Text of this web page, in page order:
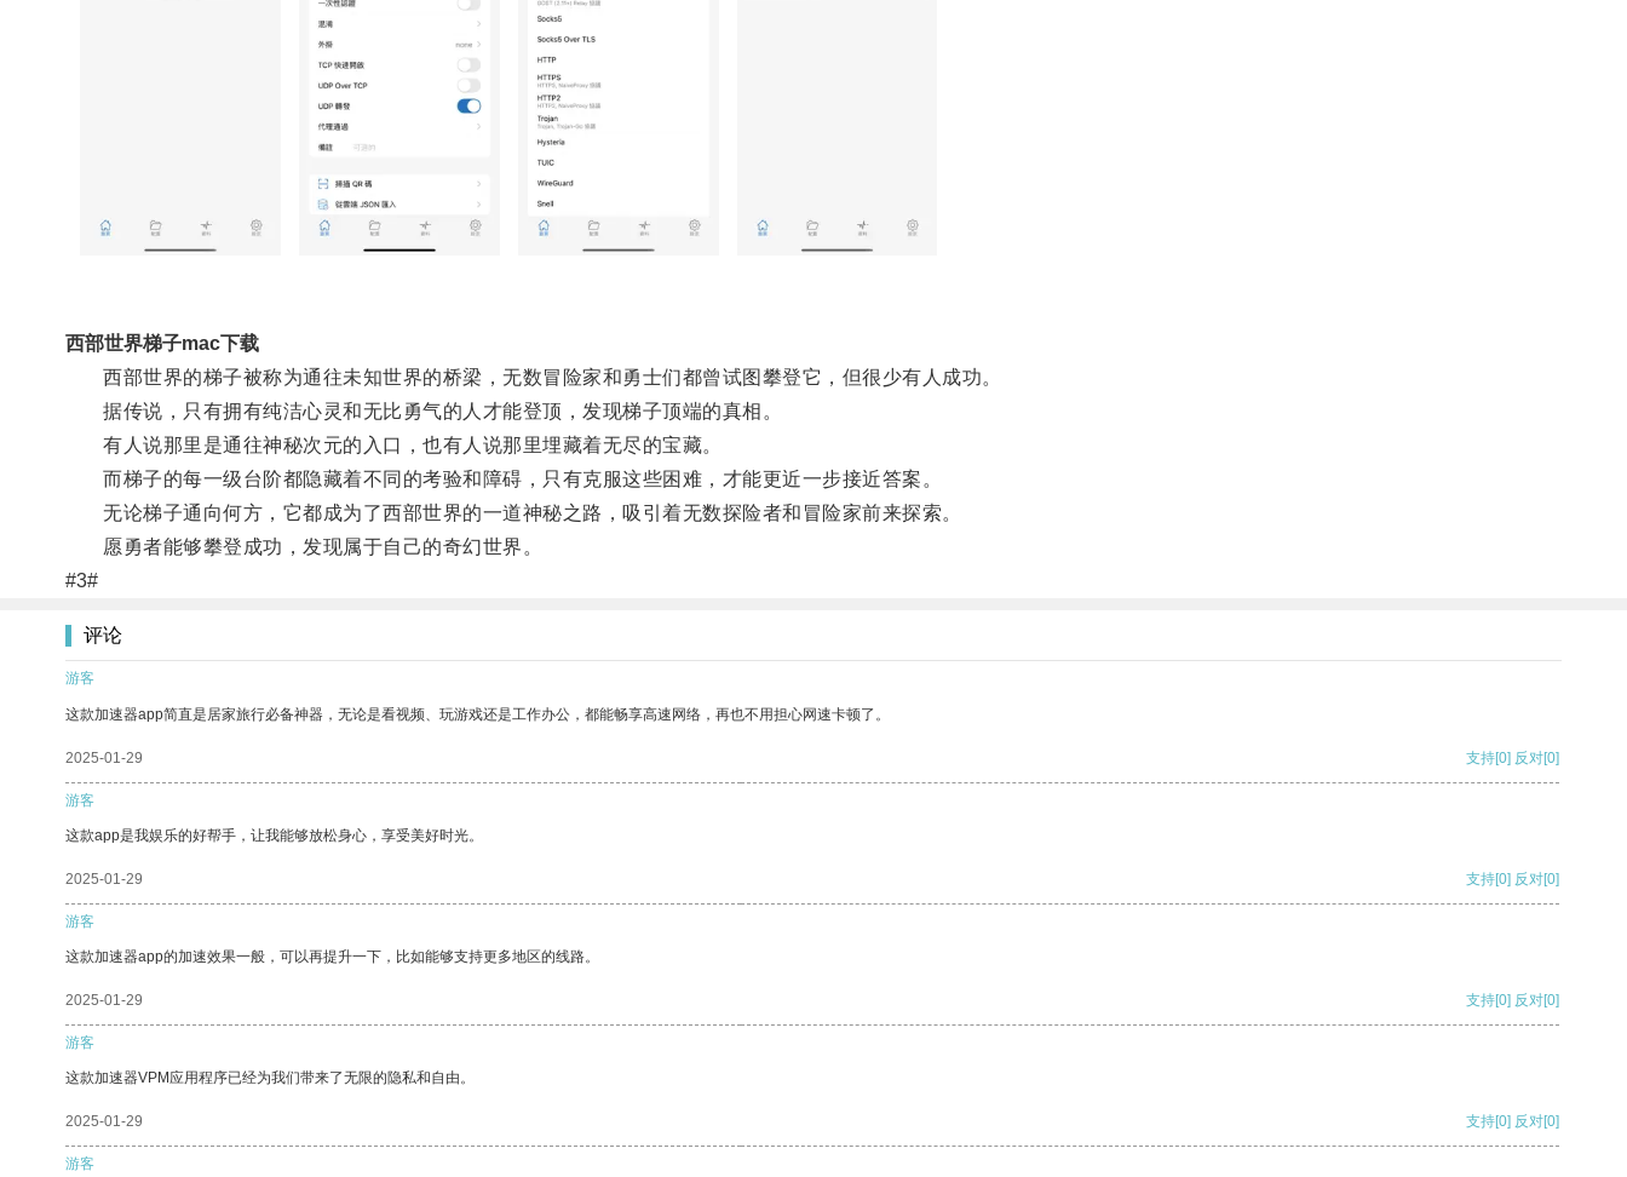
西部世界梯子mac下载
西部世界的梯子被称为通往未知世界的桥梁，无数冒险家和勇士们都曾试图攀登它，但很少有人成功。
据传说，只有拥有纯洁心灵和无比勇气的人才能登顶，发现梯子顶端的真相。
有人说那里是通往神秘次元的入口，也有人说那里埋藏着无尽的宝藏。
而梯子的每一级台阶都隐藏着不同的考验和障碍，只有克服这些困难，才能更近一步接近答案。
无论梯子通向何方，它都成为了西部世界的一道神秘之路，吸引着无数探险者和冒险家前来探索。
愿勇者能够攀登成功，发现属于自己的奇幻世界。
#3#
评论
游客
这款加速器app简直是居家旅行必备神器，无论是看视频、玩游戏还是工作办公，都能畅享高速网络，再也不用担心网速卡顿了。
2025-01-29 支持[0] 反对[0]
游客
这款app是我娱乐的好帮手，让我能够放松身心，享受美好时光。
2025-01-29 支持[0] 反对[0]
游客
这款加速器app的加速效果一般，可以再提升一下，比如能够支持更多地区的线路。
2025-01-29 支持[0] 反对[0]
游客
这款加速器VPM应用程序已经为我们带来了无限的隐私和自由。
2025-01-29 支持[0] 反对[0]
游客